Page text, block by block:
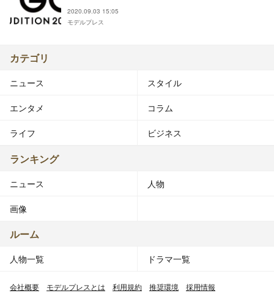
2020.09.03 15:05
モデルプレス
カテゴリ
ニュース スタイル
エンタメ コラム
ライフ ビジネス
ランキング
ニュース 人物
画像
ルーム
人物一覧 ドラマ一覧
会社概要 モデルプレスとは 利用規約 推奨環境 採用情報